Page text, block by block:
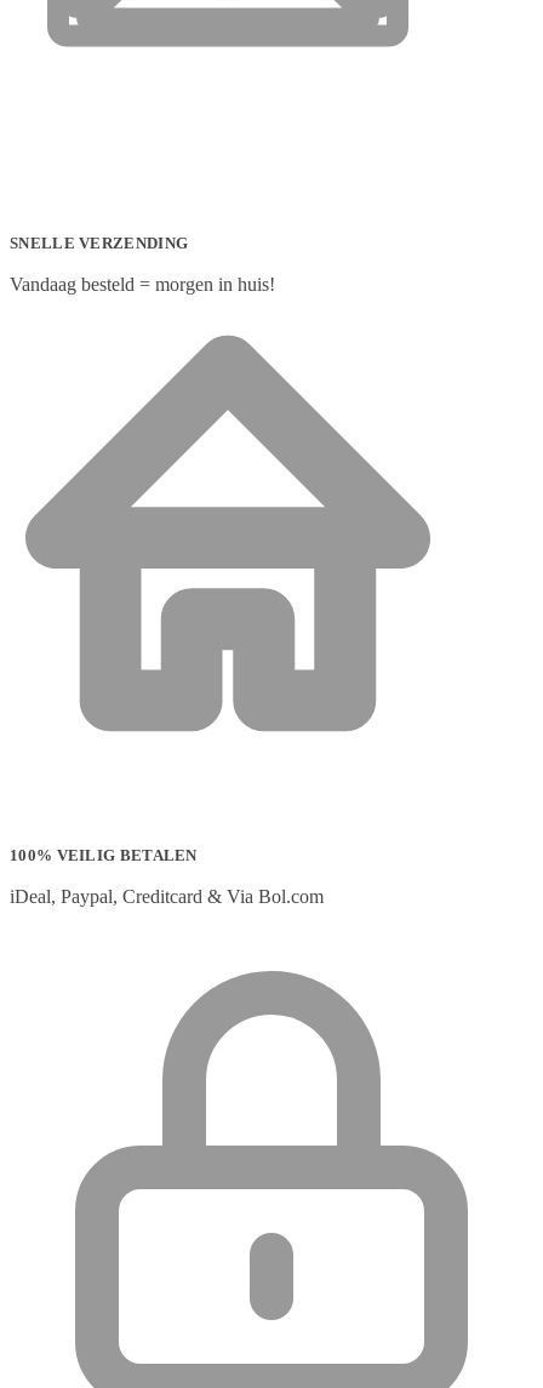
SNELLE VERZENDING
Vandaag besteld = morgen in huis!
100% VEILIG BETALEN
iDeal, Paypal, Creditcard & Via Bol.com